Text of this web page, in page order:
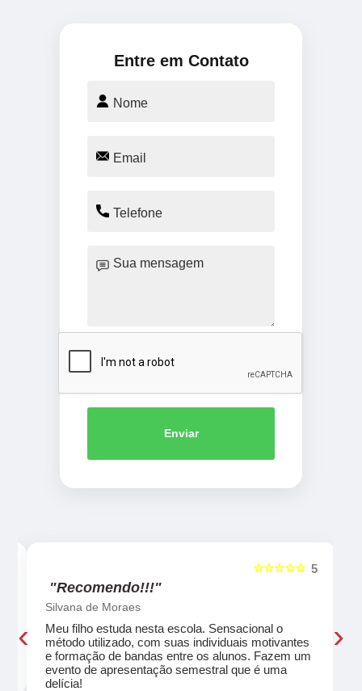
Entre em Contato
Enviar
5
☆☆☆☆☆
"Recomendo!!!"
Silvana de Moraes
Meu filho estuda nesta escola. Sensacional o
método utilizado, com suas individuais motivantes
e formação de bandas entre os alunos. Fazem um
evento de apresentação semestral que é uma
delícia!
‹ ›